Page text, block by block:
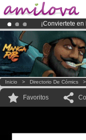
¡Conviertete
¡El Kickstarter
¡Ya tenemos
Inicio > Directorio De Cómics
Favoritos